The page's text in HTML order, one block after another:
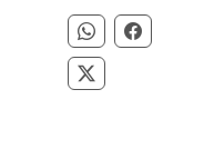
Compartir
Compartir